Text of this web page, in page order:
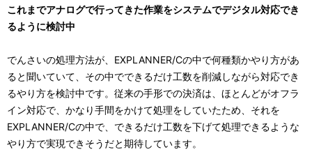
これまでアナログで行ってきた作業をシステムでデジタル対応でき
るように検討中
でんさいの処理方法が、EXPLANNER/Cの中で何種類かやり方があ
ると聞いていて、その中でできるだけ工数を削減しながら対応でき
るやり方を検討中です。従来の手形での決済は、ほとんどがオフラ
イン対応で、かなり手間をかけて処理をしていたため、それを
EXPLANNER/Cの中で、できるだけ工数を下げて処理できるような
やり方で実現できそうだと期待しています。